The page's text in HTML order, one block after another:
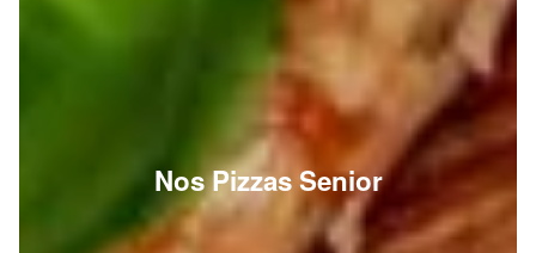
Nos Pizzas Senior